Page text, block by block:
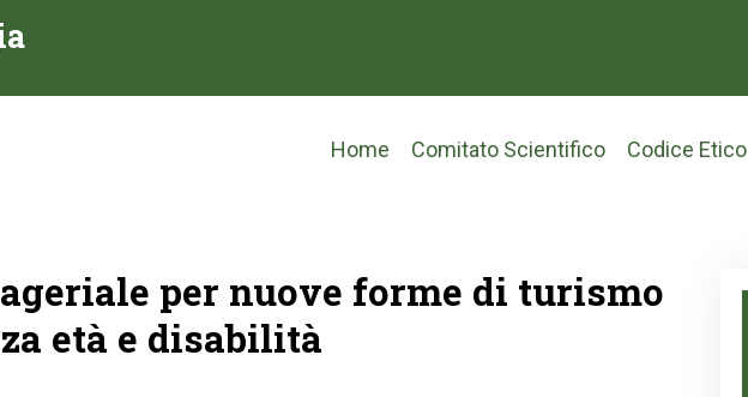
Main
Home Comitato Scientifico Codice Etico
per nuove forme di turismo
età e disabilità